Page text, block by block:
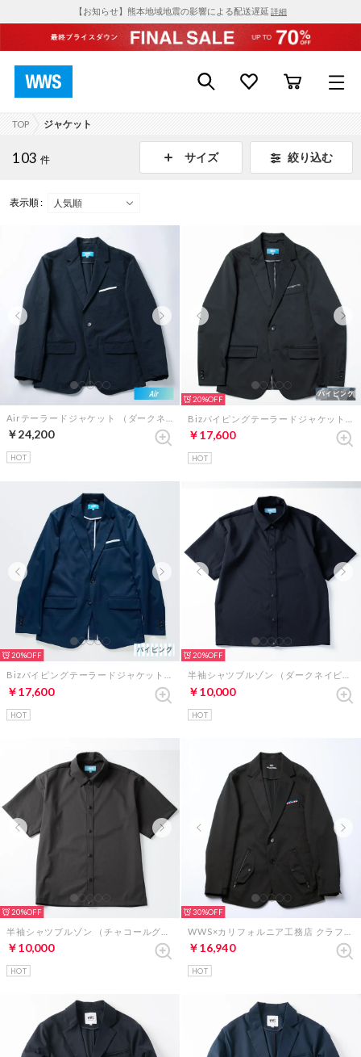
【お知らせ】熊本地域地震の影響による配送遅延 詳細
TOP ジャケット
103 件 サイズ 絞り込む
表示順 :
￥24,200
HOT
20%
￥17,600
HOT
20%
￥17,600
HOT
20%
￥10,000
HOT
20%
￥10,000
HOT
30%
￥16,940
HOT